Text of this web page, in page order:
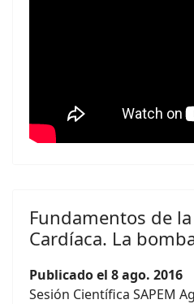
Fundamentos de
Cardíaca. La
Publicado el 8 ago. 2016
Sesión Científica SAPEM